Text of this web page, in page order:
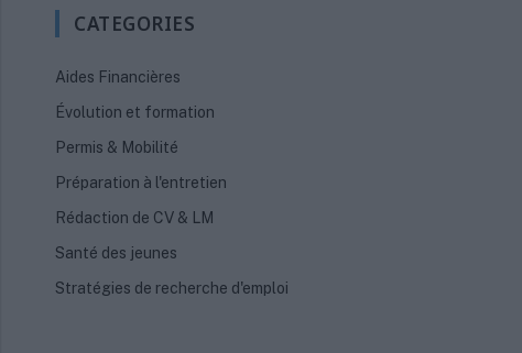
CATEGORIES
Aides Financières
Évolution et formation
Permis & Mobilité
Préparation à l'entretien
Rédaction de CV & LM
Santé des jeunes
Stratégies de recherche d'emploi